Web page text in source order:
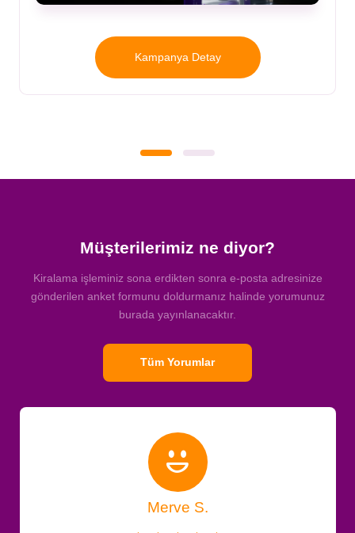
Kampanya Detay
Müşterilerimiz ne diyor?
Kiralama işleminiz sona erdikten sonra e-posta adresinize
gönderilen anket formunu doldurmanız halinde yorumunuz
burada yayınlanacaktır.
Tüm Yorumlar
Merve S.